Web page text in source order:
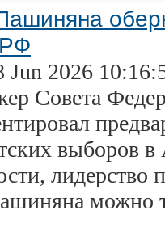
2026
Совета
выборов
лидерство
можно